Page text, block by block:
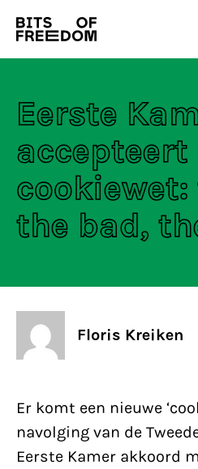
Search
for:
Eerste
accepteert
the bad,
Floris Kreiken
Er komt een nieuwe
navolging van de
Eerste Kamer akkoord